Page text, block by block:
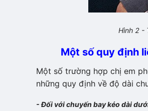
Hình 2 -
Một số quy định
Một số trường hợp chị em
những quy định về độ dài
- Đối với chuyến bay kéo dài